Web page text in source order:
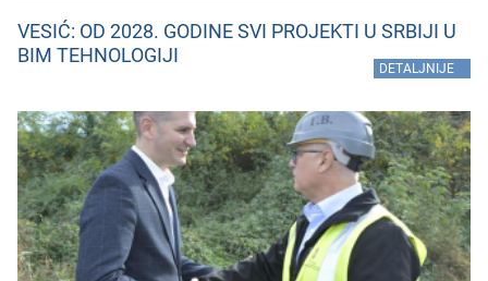
VESIĆ: OD 2028. GODINE SVI PROJEKTI U SRBIJI U
BIM TEHNOLOGIJI
DETALJNIJE